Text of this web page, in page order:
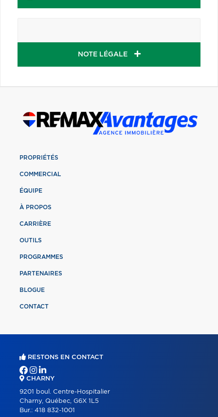
NOTE LÉGALE
PROPRIÉTÉS
COMMERCIAL
ÉQUIPE
À PROPOS
CARRIÈRE
OUTILS
PROGRAMMES
PARTENAIRES
BLOGUE
CONTACT
RESTONS EN CONTACT
CHARNY
9201 boul. Centre-Hospitalier
Charny, Québec, G6X 1L5
Bur.: 418 832-1001